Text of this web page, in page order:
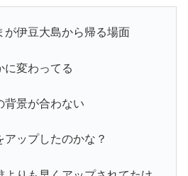
が伊豆大島から帰る場面
に変わってる
背景が合わない
ップしたのかな？